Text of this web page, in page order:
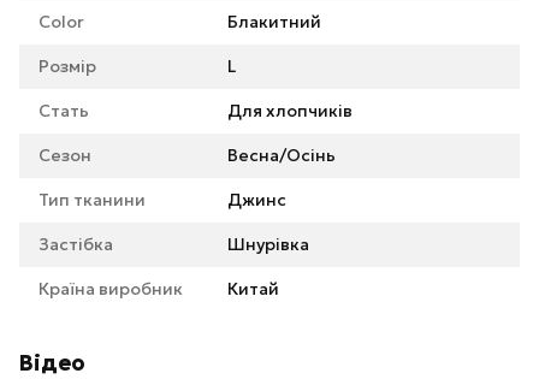
Color Блакитний
Розмір L
Стать Для хлопчиків
Сезон Весна/Осінь
Тип тканини Джинс
Застібка Шнурівка
Країна виробник Китай
Відео